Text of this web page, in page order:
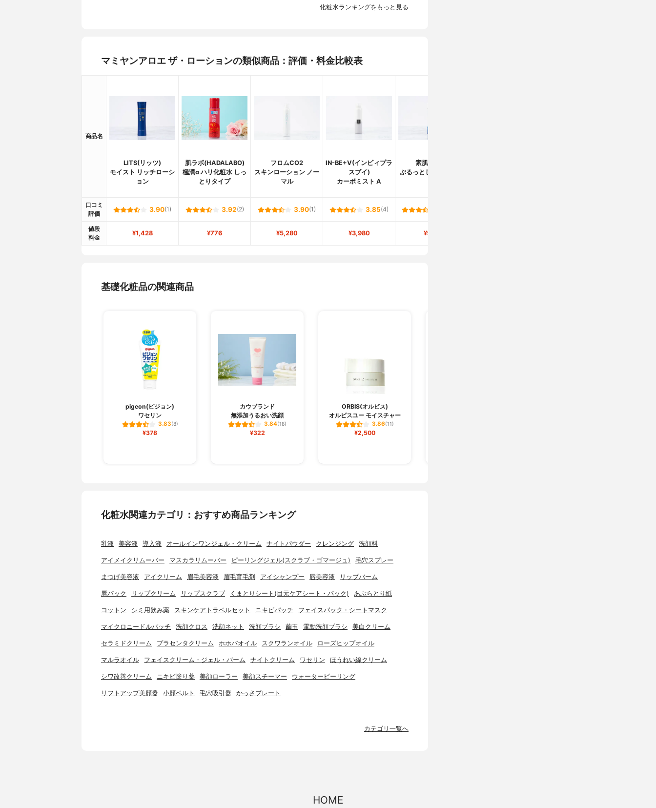
化粧水ランキングをもっと見る
マミヤンアロエ ザ・ローションの類似商品：評価・料金比較表
商品名
LITS(リッツ)
モイスト リッチローシ
ョン
肌ラボ(HADALABO)
極潤α ハリ化粧水 しっ
とりタイプ
フロムCO2
スキンローション ノー
マル
IN-BE+V(インビィプラ
スブイ)
カーボミスト A
素肌しずく
ぷるっとしずく化粧水
口コミ
評価
3.90(1) 3.92(2) 3.90(1) 3.85(4)
値段
料金
¥1,428 ¥776 ¥5,280 ¥3,980 ¥970
基礎化粧品の関連商品
pigeon(ピジョン)
ワセリン
3.83(8)
¥378
カウブランド
無添加うるおい洗顔
3.84(18)
¥322
ORBIS(オルビス)
オルビスユー モイスチャー
3.86(11)
¥2,500
化粧水関連カテゴリ：おすすめ商品ランキング
乳液 美容液 導入液 オールインワンジェル・クリーム ナイトパウダー クレンジング 洗顔料
アイメイクリムーバー マスカラリムーバー ピーリングジェル(スクラブ・ゴマージュ) 毛穴スプレー
まつげ美容液 アイクリーム 眉毛美容液 眉毛育毛剤 アイシャンプー 唇美容液 リップバーム
唇パック リップクリーム リップスクラブ くまとりシート(目元ケアシート・パック) あぶらとり紙
コットン シミ用飲み薬 スキンケアトラベルセット ニキビパッチ フェイスパック・シートマスク
マイクロニードルパッチ 洗顔クロス 洗顔ネット 洗顔ブラシ 繭玉 電動洗顔ブラシ 美白クリーム
セラミドクリーム プラセンタクリーム ホホバオイル スクワランオイル ローズヒップオイル
マルラオイル フェイスクリーム・ジェル・バーム ナイトクリーム ワセリン ほうれい線クリーム
シワ改善クリーム ニキビ塗り薬 美顔ローラー 美顔スチーマー ウォーターピーリング
リフトアップ美顔器 小顔ベルト 毛穴吸引器 かっさプレート
カテゴリ一覧へ
HOME